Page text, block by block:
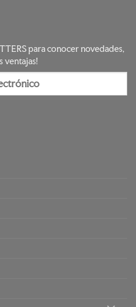
para conocer novedades,
ventajas!